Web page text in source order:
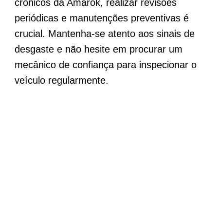
crônicos da Amarok, realizar revisões
periódicas e manutenções preventivas é
crucial. Mantenha-se atento aos sinais de
desgaste e não hesite em procurar um
mecânico de confiança para inspecionar o
veículo regularmente.